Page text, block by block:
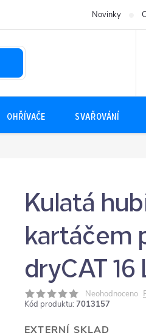
Novinky
OHŘÍVAČE SVAŘOVÁNÍ
Kulatá
kartáčem
dryCAT 16
Neohodnoceno
Kód produktu: 7013157
EXTERNÍ SKLAD